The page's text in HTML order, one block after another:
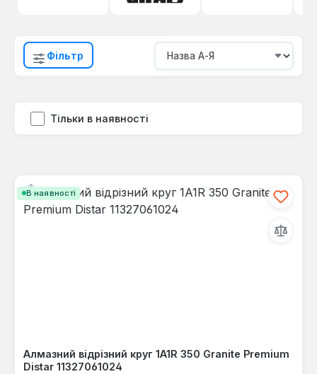
Фільтр
Тільки в наявності
В наявності
Алмазний відрізний круг 1A1R 350 Granite Premium
Distar 11327061024